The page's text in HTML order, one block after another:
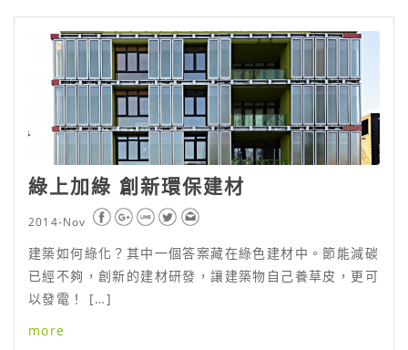
綠上加綠 創新環保建材
2014-Nov
建築如何綠化？其中一個答案藏在綠色建材中。節能減碳
已經不夠，創新的建材研發，讓建築物自己養草皮，更可
以發電！ […]
more